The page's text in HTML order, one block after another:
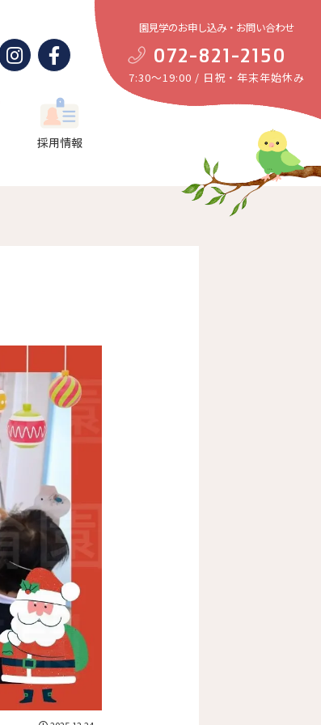
園見学のお申し込み・お問い合わせ
072-821-2150
7:30～19:00 / 日祝・年末年始休み
採用情報